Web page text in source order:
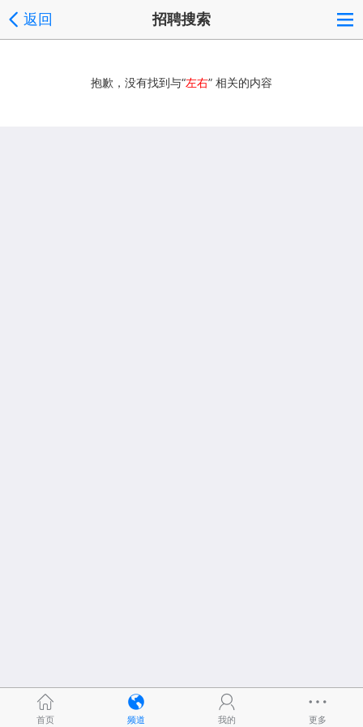
返回 招聘搜索
抱歉，没有找到与“左右” 相关的内容
首页 频道 我的 更多